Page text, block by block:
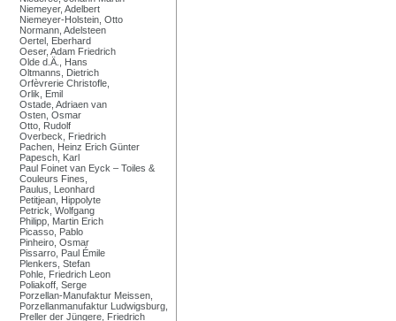
Niemeyer, Adelbert
Niemeyer-Holstein, Otto
Normann, Adelsteen
Oertel, Eberhard
Oeser, Adam Friedrich
Olde d.Ä., Hans
Oltmanns, Dietrich
Orfèvrerie Christofle,
Orlik, Emil
Ostade, Adriaen van
Osten, Osmar
Otto, Rudolf
Overbeck, Friedrich
Pachen, Heinz Erich Günter
Papesch, Karl
Paul Foinet van Eyck – Toiles &
Couleurs Fines,
Paulus, Leonhard
Petitjean, Hippolyte
Petrick, Wolfgang
Philipp, Martin Erich
Picasso, Pablo
Pinheiro, Osmar
Pissarro, Paul Émile
Plenkers, Stefan
Pohle, Friedrich Leon
Poliakoff, Serge
Porzellan-Manufaktur Meissen,
Porzellanmanufaktur Ludwigsburg,
Preller der Jüngere, Friedrich